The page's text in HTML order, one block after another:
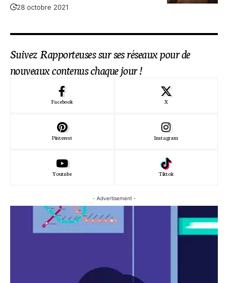
28 octobre 2021
Suivez Rapporteuses sur ses réseaux pour de
nouveaux contenus chaque jour !
Facebook X
Pinterest Instagram
Youtube Tiktok
- Advertisement -